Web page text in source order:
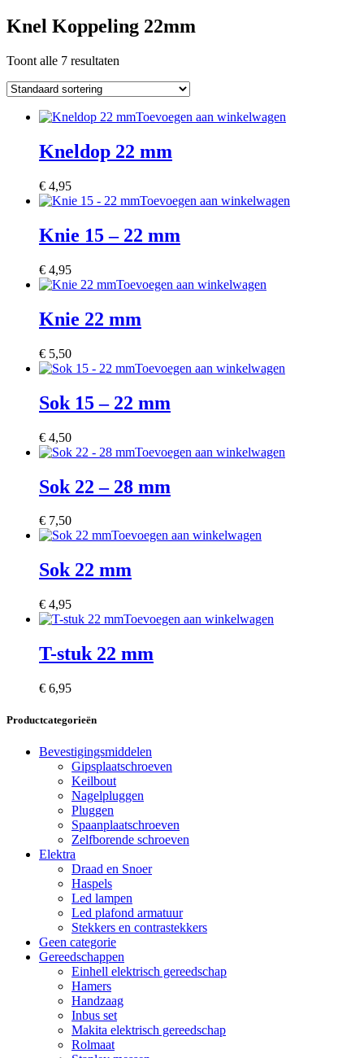
Knel Koppeling 22mm
Toont alle 7 resultaten
Toevoegen aan winkelwagen
Kneldop 22 mm
€ 4,95
Toevoegen aan winkelwagen
Knie 15 – 22 mm
€ 4,95
Toevoegen aan winkelwagen
Knie 22 mm
€ 5,50
Toevoegen aan winkelwagen
Sok 15 – 22 mm
€ 4,50
Toevoegen aan winkelwagen
Sok 22 – 28 mm
€ 7,50
Toevoegen aan winkelwagen
Sok 22 mm
€ 4,95
Toevoegen aan winkelwagen
T-stuk 22 mm
€ 6,95
Productcategorieën
Bevestigingsmiddelen
Gipsplaatschroeven
Keilbout
Nagelpluggen
Pluggen
Spaanplaatschroeven
Zelfborende schroeven
Elektra
Draad en Snoer
Haspels
Led lampen
Led plafond armatuur
Stekkers en contrastekkers
Geen categorie
Gereedschappen
Einhell elektrisch gereedschap
Hamers
Handzaag
Inbus set
Makita elektrisch gereedschap
Rolmaat